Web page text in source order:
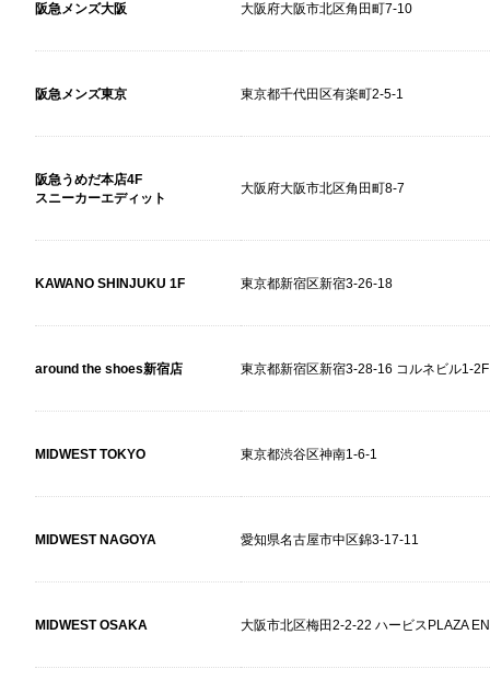
阪急メンズ大阪 大阪府大阪市北区角田町7-10
阪急メンズ東京 東京都千代田区有楽町2-5-1
阪急うめだ本店4F
スニーカーエディット
大阪府大阪市北区角田町8-7
KAWANO SHINJUKU 1F 東京都新宿区新宿3-26-18
around the shoes新宿店 東京都新宿区新宿3-28-16 コルネビル1-2F
MIDWEST TOKYO 東京都渋谷区神南1-6-1
MIDWEST NAGOYA 愛知県名古屋市中区錦3-17-11
MIDWEST OSAKA 大阪市北区梅田2-2-22 ハービスPLAZA